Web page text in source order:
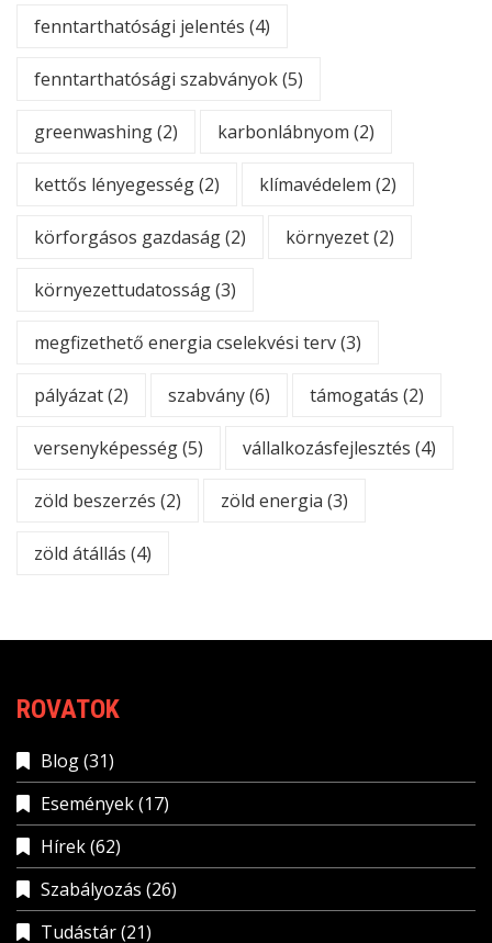
fenntarthatósági jelentés (4)
fenntarthatósági szabványok(5)
greenwashing(2) karbonlábnyom (2)
kettős lényegesség(2) klímavédelem (2)
körforgásos gazdaság(2) környezet(2)
környezettudatosság(3)
megfizethető energia cselekvési terv(3)
pályázat(2) szabvány(6) támogatás (2)
versenyképesség(5) vállalkozásfejlesztés (4)
zöld beszerzés (2) zöld energia (3)
zöld átállás (4)
ROVATOK
Blog(31)
Események(17)
Hírek(62)
Szabályozás (26)
Tudástár(21)